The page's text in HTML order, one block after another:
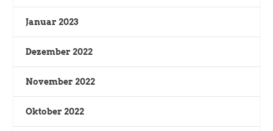
Januar 2023
Dezember 2022
November 2022
Oktober 2022